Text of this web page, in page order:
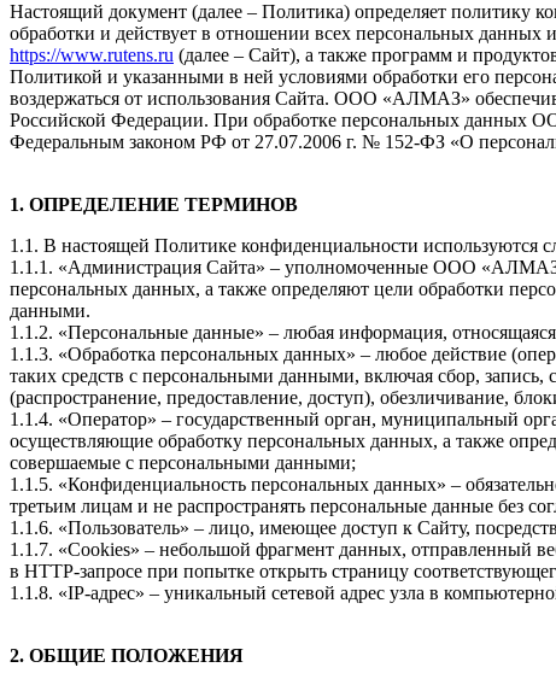
Настоящий документ (далее – Политика) определяет
обработки и действует в отношении всех персональных
https://www.rutens.ru (далее – Сайт), а также программ и
Политикой и указанными в ней условиями обработки его
воздержаться от использования Сайта. ООО «АЛМАЗ»
Российской Федерации. При обработке персональных данных
Федеральным законом РФ от 27.07.2006 г. № 152-ФЗ «О
1. ОПРЕДЕЛЕНИЕ ТЕРМИНОВ
1.1. В настоящей Политике конфиденциальности используются
1.1.1. «Администрация Сайта» – уполномоченные ООО
персональных данных, а также определяют цели обработки
данными.
1.1.2. «Персональные данные» – любая информация,
1.1.3. «Обработка персональных данных» – любое действие
таких средств с персональными данными, включая сбор,
(распространение, предоставление, доступ), обезличивание,
1.1.4. «Оператор» – государственный орган, муниципальный
осуществляющие обработку персональных данных, а также
совершаемые с персональными данными;
1.1.5. «Конфиденциальность персональных данных» –
третьим лицам и не распространять персональные данные без
1.1.6. «Пользователь» – лицо, имеющее доступ к Сайту,
1.1.7. «Cookies» – небольшой фрагмент данных, отправленный
в HTTP-запросе при попытке открыть страницу
1.1.8. «IP-адрес» – уникальный сетевой адрес узла в
2. ОБЩИЕ ПОЛОЖЕНИЯ